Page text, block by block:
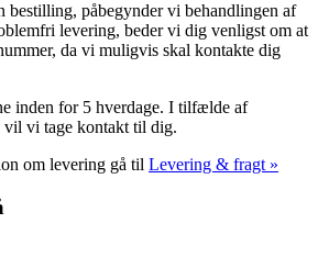
bestilling, påbegynder vi behandlingen af
levering, beder vi dig venligst om at
da vi muligvis skal kontakte dig
inden for 5 hverdage. I tilfælde af
vi tage kontakt til dig.
om levering gå til Levering & fragt »